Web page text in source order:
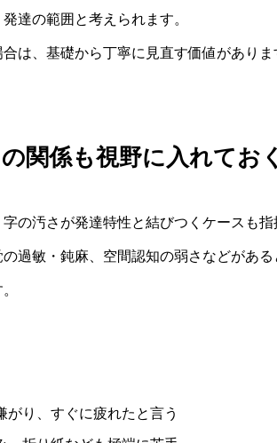
達の範囲と考えられます。
は、基礎から丁寧に見直す価値がありま
関係も視野に入れておく
の汚さが発達特性と結びつくケースも指
過敏・鈍麻、空間認知の弱さなどがあ
がり、すぐに疲れたと言う